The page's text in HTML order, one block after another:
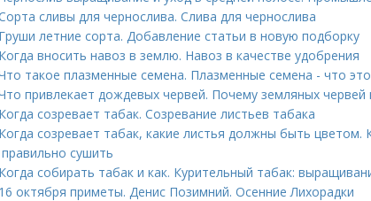
сливы для чернослива. Слива для чернослива
Груши летние сорта. Добавление статьи в новую подборку
Когда вносить навоз в землю. Навоз в качестве удобрения
такое плазменные семена. Плазменные семена - что
привлекает дождевых червей. Почему земляных
Когда созревает табак. Созревание листьев табака
Когда созревает табак, какие листья должны быть цветом.
сушить
Когда собирать табак и как. Курительный табак:
16 октября приметы. Денис Позимний. Осенние Лихорадки